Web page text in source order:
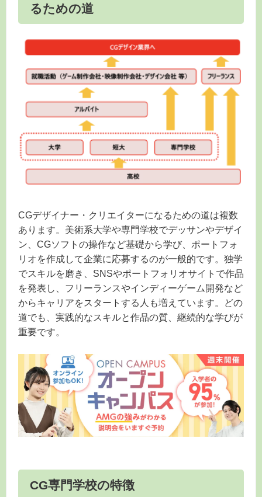
るための道
CGデザイナー・クリエイターになるための道は複数
あります。美術系大学や専門学校でデッサンやデザイ
ン、CGソフトの操作など基礎から学び、ポートフォ
リオを作成して企業に応募するのが一般的です。独学
でスキルを磨き、SNSやポートフォリオサイトで作品
を発表し、フリーランスやインディーゲーム開発など
からキャリアをスタートする人も増えています。どの
道でも、実践的なスキルと作品の質、継続的な学びが
重要です。
CG専門学校の特徴